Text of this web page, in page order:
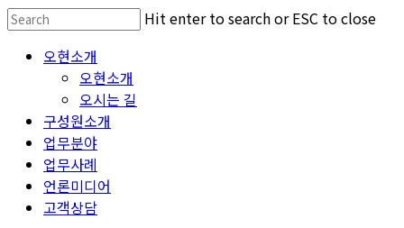
Skip
main
Hit enter to search or ESC to close
Search
Menu 오현소개
오현소개
오시는 길
구성원소개
업무분야
업무사례
언론미디어
고객상담